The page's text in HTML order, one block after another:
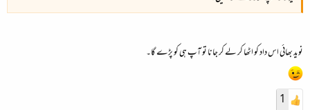
نوید بھائی اس داد کو اٹھا کر لے کر جانا تو آپ ہی کو پڑے گا۔
1